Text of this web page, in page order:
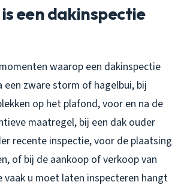
een dakinspectie
waarop een dakinspectie
een zware storm of hagelbui, bij
op het plafond, voor en na de
maatregel, bij een dak ouder
recente inspectie, voor de plaatsing
of bij de aankoop of verkoop van
vaak u moet laten inspecteren hangt